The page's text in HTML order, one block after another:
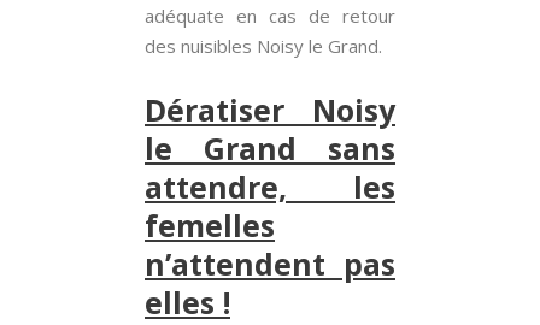
adéquate en cas de retour
des nuisibles Noisy le Grand.
Dératiser Noisy
le Grand sans
attendre, les
femelles
n’attendent pas
elles !